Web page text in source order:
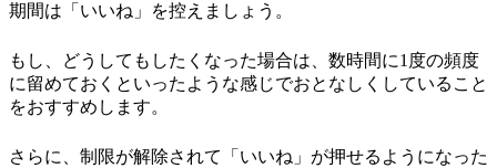
期間は「いいね」を控えましょう。
もし、どうしてもしたくなった場合は、数時間に1度の頻度
に留めておくといったような感じでおとなしくしていること
をおすすめします。
さらに、制限が解除されて「いいね」が押せるようになった